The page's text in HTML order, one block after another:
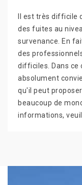
Il est très difficile
des fuites au
survenance. En
des
difficiles. Dans ce
absolument
qu'il peut
beaucoup de
informations,